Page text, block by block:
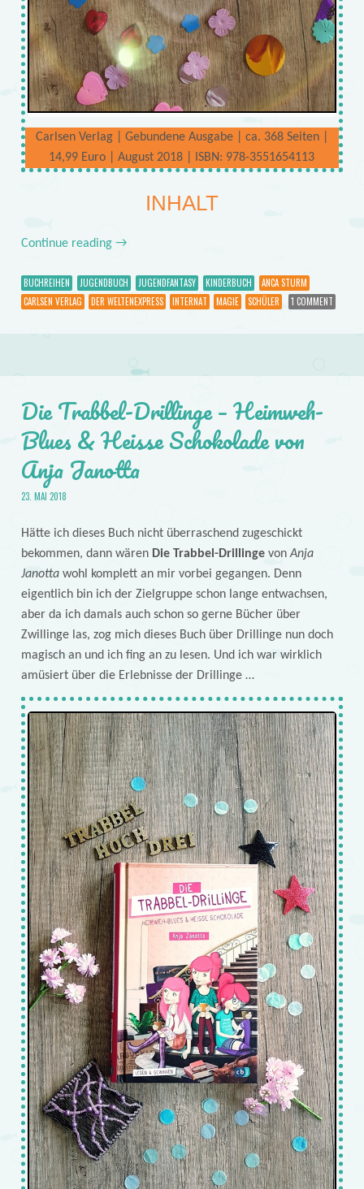
Carlsen Verlag | Gebundene Ausgabe | ca. 368 Seiten |
14,99 Euro | August 2018 | ISBN: 978-3551654113
INHALT
Continue reading →
BUCHREIHEN JUGENDBUCH JUGENDFANTASY KINDERBUCH
ANCA STURM
CARLSEN VERLAG
DER WELTENEXPRESS INTERNAT MAGIE SCHÜLER 1 COMMENT
Die Trabbel-Drillinge – Heimweh-
Blues & Heisse Schokolade von
Anja Janotta
23. MAI 2018
Hätte ich dieses Buch nicht überraschend zugeschickt
bekommen, dann wären Die Trabbel-DrillingevonAnja
Janottawohl komplett an mir vorbei gegangen. Denn
eigentlich bin ich der Zielgruppe schon lange entwachsen,
aber da ich damals auch schon so gerne Bücher über
Zwillinge las, zog mich dieses Buch über Drillinge nun doch
magisch an und ich fing an zu lesen. Und ich war wirklich
amüsiert über die Erlebnisse der Drillinge …